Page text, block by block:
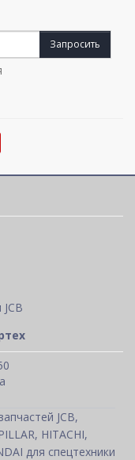
Запросить
JCB,
HITACHI,
для спецтехники